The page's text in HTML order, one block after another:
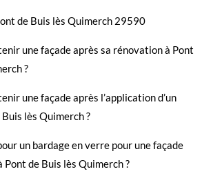
de Buis lès Quimerch 29590
une façade après sa rénovation à Pont
?
une façade après l’application d’un
lès Quimerch ?
un bardage en verre pour une façade
de Buis lès Quimerch ?